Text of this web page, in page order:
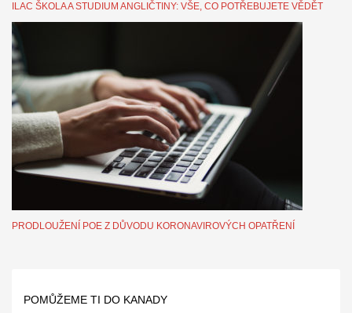
ILAC ŠKOLA A STUDIUM ANGLIČTINY: VŠE, CO POTŘEBUJETE VĚDĚT
PRODLOUŽENÍ POE Z DŮVODU KORONAVIROVÝCH OPATŘENÍ
POMŮŽEME TI DO KANADY